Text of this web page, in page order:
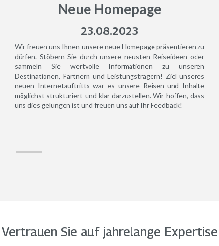
Neue Homepage
23.08.2023
Wir freuen uns Ihnen unsere neue Homepage präsentieren zu
dürfen. Stöbern Sie durch unsere neusten Reiseideen oder
sammeln Sie wertvolle Informationen zu unseren
Destinationen, Partnern und Leistungsträgern! Ziel unseres
neuen Internetauftritts war es unsere Reisen und Inhalte
möglichst strukturiert und klar darzustellen. Wir hoffen, dass
uns dies gelungen ist und freuen uns auf Ihr Feedback!
Vertrauen Sie auf jahrelange Expertise